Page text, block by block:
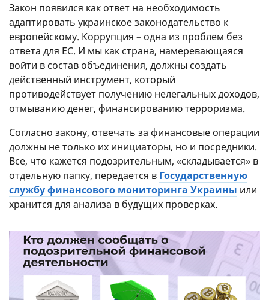
Закон появился как ответ на необходимость
адаптировать украинское законодательство к
европейскому. Коррупция – одна из проблем без
ответа для ЕС. И мы как страна, намеревающаяся
войти в состав объединения, должны создать
действенный инструмент, который
противодействует получению нелегальных доходов,
отмыванию денег, финансированию терроризма.
Согласно закону, отвечать за финансовые операции
должны не только их инициаторы, но и посредники.
Все, что кажется подозрительным, «складывается» в
отдельную папку, передается в Государственную
службу финансового мониторинга Украины или
хранится для анализа в будущих проверках.